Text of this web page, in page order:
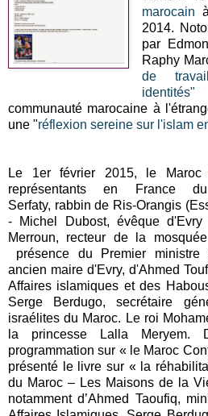
marocain
2014.
par
Raphy
de
identités"
communauté marocaine à
une "réflexion sereine sur l'islam
Le 1er février 2015, le Maroc
représentants en France
Serfaty, rabbin de Ris-Orangis
- Michel Dubost, évêque
Merroun, recteur de la
présence du Premier ministre
ancien maire d'Evry, d'Ahmed
Affaires islamiques et des
Serge Berdugo, secrétaire
israélites du Maroc. Le roi
la princesse Lalla
programmation sur « le Maroc
présenté le livre sur « la
du Maroc – Les Maisons de la
notamment d’Ahmed Taoufiq,